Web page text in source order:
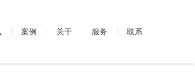
案例 关于 服务 联系